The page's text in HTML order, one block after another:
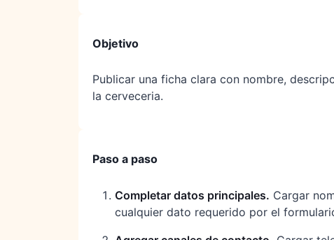
Objetivo
Publicar una ficha clara con nombre,
la cerveceria.
Paso a paso
Completar datos principales. Cargar
cualquier dato requerido por el